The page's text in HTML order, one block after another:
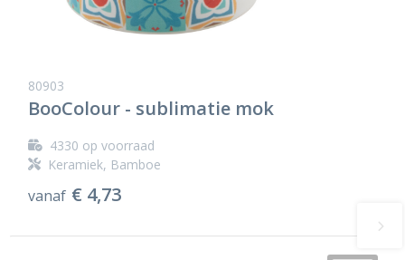
80903
BooColour - sublimatie mok
4330 op voorraad
Keramiek, Bamboe
vanaf € 4,73